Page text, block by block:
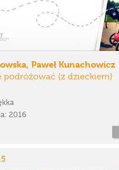
Paweł Kunachowicz
podróżować (z dzieckiem)
2016